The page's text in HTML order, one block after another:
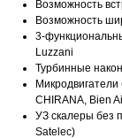
Возможность
Возможность
3-
Luzzani
Турбинные
CHIRANA, Bien
УЗ скалеры без
Satelec)